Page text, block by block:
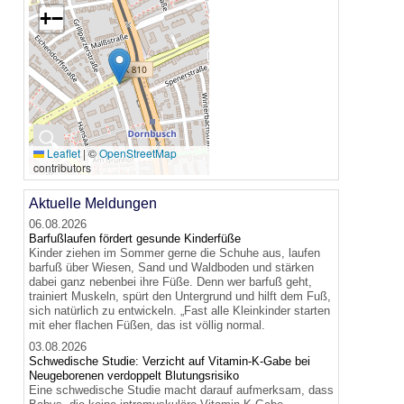
🔍
+−
Leaflet |©OpenStreetMap
contributors
Aktuelle Meldungen
06.08.2026
Barfußlaufen fördert gesunde Kinderfüße
Kinder ziehen im Sommer gerne die Schuhe aus, laufen
barfuß über Wiesen, Sand und Waldboden und stärken
dabei ganz nebenbei ihre Füße. Denn wer barfuß geht,
trainiert Muskeln, spürt den Untergrund und hilft dem Fuß,
sich natürlich zu entwickeln. „Fast alle Kleinkinder starten
mit eher flachen Füßen, das ist völlig normal.
03.08.2026
Schwedische Studie: Verzicht auf Vitamin-K-Gabe bei
Neugeborenen verdoppelt Blutungsrisiko
Eine schwedische Studie macht darauf aufmerksam, dass